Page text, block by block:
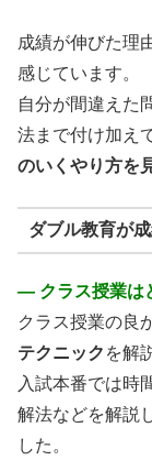
成績が伸びた理
感じています。
自分が間違えた
法まで付け加え
のいくやり方を
ダブル教育が
― クラス授業は
クラス授業の良
テクニック を解
入試本番では時
解法などを解説
した。